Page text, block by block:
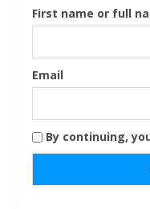
First name or full
Email
By continuing,